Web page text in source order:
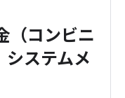
コンビニ
ステムメ